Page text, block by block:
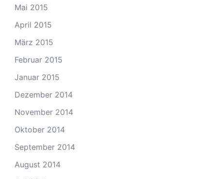
Mai 2015
April 2015
März 2015
Februar 2015
Januar 2015
Dezember 2014
November 2014
Oktober 2014
September 2014
August 2014